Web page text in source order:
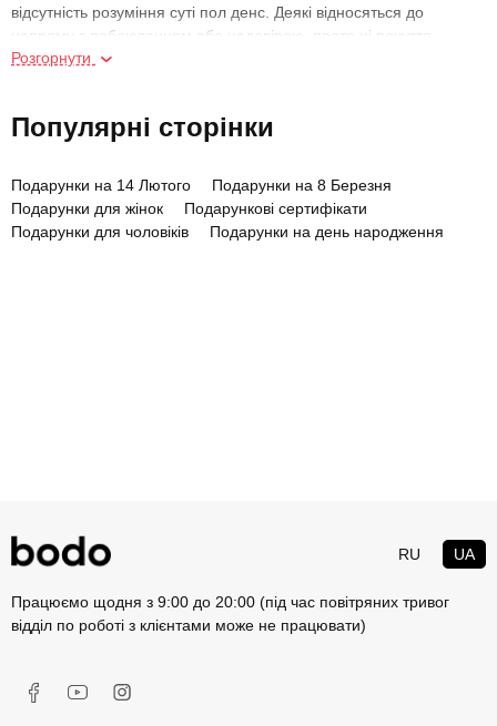
відсутність розуміння суті пол денс. Деякі відносяться до
напряму з побоюванням або недовірою, проте ці почуття
пропадають, варто сходити лише на одне тренування. Але в
майстерності та гімнастики. При цьому вправи виконуються за
Курс pole dance підходить для різних людей, у тому числі для
початківців. У цьому виді спорту немає обмежень ні щодо
Безліч студій танцю дають уроки pole dance. Ми пропонуємо
який можна купити на сайті bodo. Ми дбаємо про наших клієнтів
і всі враження попередньо перевіряємо самі, щоб ви могли без
студіях танцю комфортно виконувати трюки завдяки чуйному
нагляду досвідченого тренера, а в дзеркалах завжди можна
Розгорнути
Популярні сторінки
Подарунки на 14 Лютого
Подарунки на 8 Березня
Подарунки для жінок
Подарункові сертифікати
Подарунки для чоловіків
Подарунки на день народження
RU UA
Працюємо щодня з 9:00 до 20:00 (під час повітряних тривог
відділ по роботі з клієнтами може не працювати)